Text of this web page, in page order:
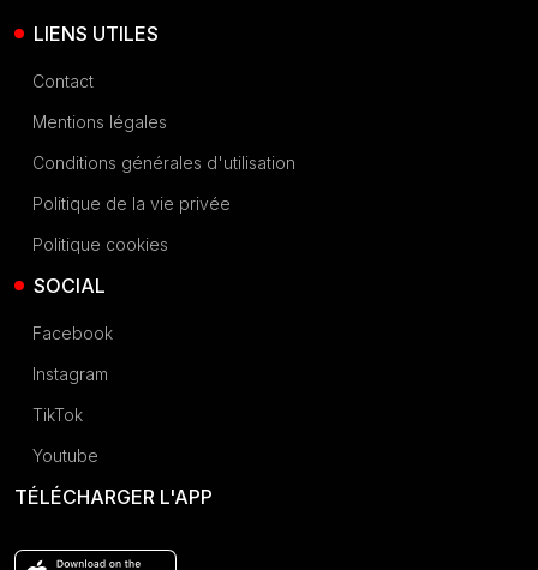
LIENS UTILES
Contact
Mentions légales
Conditions générales d'utilisation
Politique de la vie privée
Politique cookies
SOCIAL
Facebook
Instagram
TikTok
Youtube
TÉLÉCHARGER L'APP